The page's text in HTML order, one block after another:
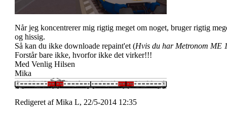
Når jeg koncentrerer mig rigtig meget om noget, bruger rigtig
og hissig.
Så kan du ikke downloade repaint'et (Hvis du har Metronom ME
Forstår bare ikke, hvorfor ikke det virker!!!
Med Venlig Hilsen
Mika
Redigeret af Mika L, 22/5-2014 12:35